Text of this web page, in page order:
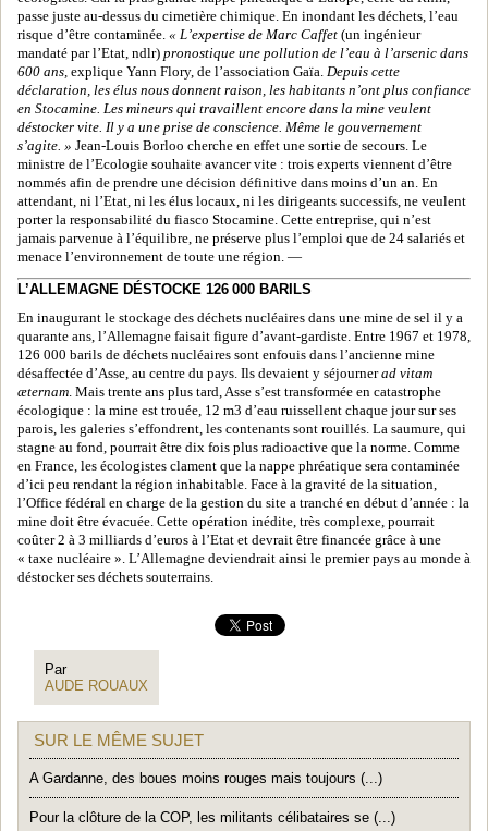
passe juste au-dessus du cimetière chimique. En inondant les déchets, l’eau
risque d’être contaminée. « L’expertise de Marc Caffet (un ingénieur
mandaté par l’Etat, ndlr) pronostique une pollution de l’eau à l’arsenic dans
600 ans, explique Yann Flory, de l’association Gaïa. Depuis cette
déclaration, les élus nous donnent raison, les habitants n’ont plus confiance
en Stocamine. Les mineurs qui travaillent encore dans la mine veulent
déstocker vite. Il y a une prise de conscience. Même le gouvernement
s’agite. » Jean-Louis Borloo cherche en effet une sortie de secours. Le
ministre de l’Ecologie souhaite avancer vite : trois experts viennent d’être
nommés afin de prendre une décision définitive dans moins d’un an. En
attendant, ni l’Etat, ni les élus locaux, ni les dirigeants successifs, ne veulent
porter la responsabilité du fiasco Stocamine. Cette entreprise, qui n’est
jamais parvenue à l’équilibre, ne préserve plus l’emploi que de 24 salariés et
menace l’environnement de toute une région. —
L’ALLEMAGNE DÉSTOCKE 126 000 BARILS
En inaugurant le stockage des déchets nucléaires dans une mine de sel il y a
quarante ans, l’Allemagne faisait figure d’avant-gardiste. Entre 1967 et 1978,
126 000 barils de déchets nucléaires sont enfouis dans l’ancienne mine
désaffectée d’Asse, au centre du pays. Ils devaient y séjournerad vitam
æternam. Mais trente ans plus tard, Asse s’est transformée en catastrophe
écologique : la mine est trouée, 12 m3 d’eau ruissellent chaque jour sur ses
parois, les galeries s’effondrent, les contenants sont rouillés. La saumure, qui
stagne au fond, pourrait être dix fois plus radioactive que la norme. Comme
en France, les écologistes clament que la nappe phréatique sera contaminée
d’ici peu rendant la région inhabitable. Face à la gravité de la situation,
l’Office fédéral en charge de la gestion du site a tranché en début d’année : la
mine doit être évacuée. Cette opération inédite, très complexe, pourrait
coûter 2 à 3 milliards d’euros à l’Etat et devrait être financée grâce à une
« taxe nucléaire ». L’Allemagne deviendrait ainsi le premier pays au monde à
déstocker ses déchets souterrains.
Par
AUDE ROUAUX
SUR LE MÊME SUJET
A Gardanne, des boues moins rouges mais toujours (...)
Pour la clôture de la COP, les militants célibataires se (...)